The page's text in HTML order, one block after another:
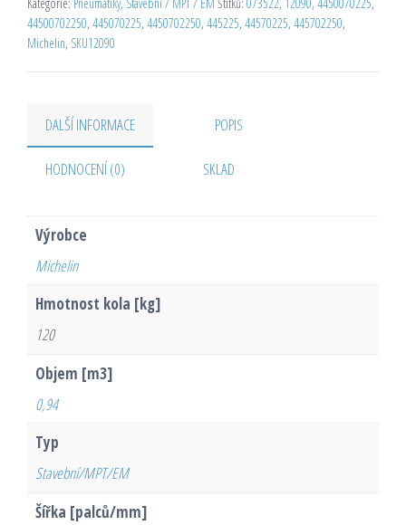
44500702250, 445070225, 4450702250, 445225, 44570225, 445702250,
Michelin, SKU12090
DALŠÍ INFORMACE POPIS
HODNOCENÍ (0) SKLAD
Výrobce
Michelin
Hmotnost kola [kg]
120
Objem [m3]
0,94
Typ
Stavební/MPT/EM
Šířka [palců/mm]